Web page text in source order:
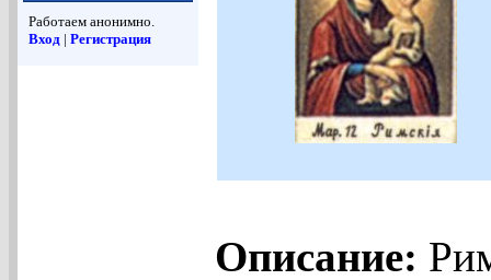
Работаем анонимно.
Вход | Регистрация
Описание: